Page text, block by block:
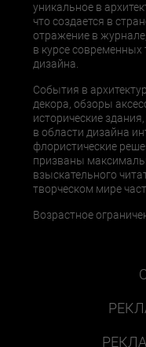
уникальное в
что создается в
отражение в
в курсе современных
дизайна.
События в
декора, обзоры
исторические
в области дизайна
флористические
призваны
взыскательного
творческом мире
Возрастное